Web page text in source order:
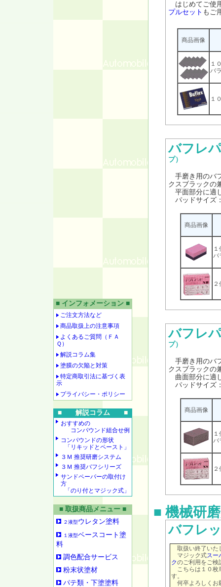
はじめてご使
プルセット もご
商品画像
１
バ
１
バフレ
プ）
手磨き用のバ
クスブラックの
平面部分に適
パッドサイズ
商品画像
バ
バフレ
プ）
手磨き用のバ
クスブラックの
曲面部分に適
パッドサイズ
商品画像
バ
■ 機械研
バフレ
取扱い終了いた
マジック式スー
クのご利用をご検
こちらは１０枚
す。
何卒よろしくお
■ インフォメーション ■
ご注文方法など
商品取扱上の注意事項
よくあるご質問（ＦＡ
Ｑ）
解説コラム集
塗膜の欠陥と対策
特定商取引法に基づく表
示
プライバシー・ポリシー
■ 解説コラム ■
おすすめの
コンパウンド組合せ例
コンパウンドの形状
「リキッドとペースト」
３Ｍ 推奨研磨システム
３Ｍ 推奨バフシリーズ
サンドペーパーの取付け
方
「のり付とマジック式」
■ 取扱商品メニュー ■
２液型ウレタン塗料
１液型ベースコート塗
料
調色配合サービス
粉末状塗材
パテ類・下塗塗料